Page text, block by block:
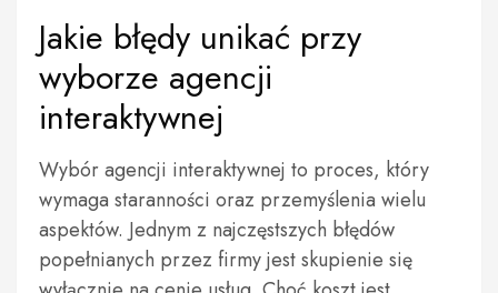
Jakie błędy unikać przy
wyborze agencji
interaktywnej
Wybór agencji interaktywnej to proces, który
wymaga staranności oraz przemyślenia wielu
aspektów. Jednym z najczęstszych błędów
popełnianych przez firmy jest skupienie się